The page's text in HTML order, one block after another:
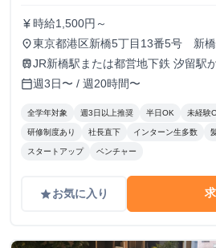
currency_yen 時給1,500円～
place東京都港区新橋5丁目13番5号 新
trainJR新橋駅または都営地下鉄 汐留駅
calendar_today週3日〜 / 週20時間〜
全学年対象 週3日以上推奨 半日OK 未経験
研修制度あり 社長直下 インターン生多数
スタートアップ ベンチャー
gradeお気に入り